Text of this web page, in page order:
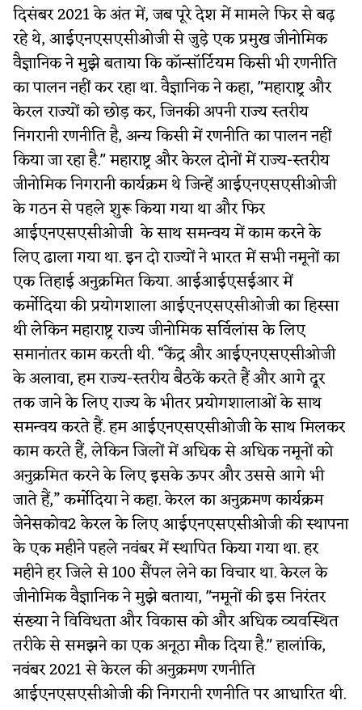
दिसंबर 2021 के अंत में, जब पूरे देश में मामले फिर से बढ़
रहे थे, आईएनएसएसीओजी से जुड़े एक प्रमुख जीनोमिक
वैज्ञानिक ने मुझे बताया कि कॉन्सॉर्टियम किसी भी रणनीति
का पालन नहीं कर रहा था. वैज्ञानिक ने कहा, "महाराष्ट्र और
केरल राज्यों को छोड़ कर, जिनकी अपनी राज्य स्तरीय
निगरानी रणनीति है, अन्य किसी में रणनीति का पालन नहीं
किया जा रहा है." महाराष्ट्र और केरल दोनों में राज्य-स्तरीय
जीनोमिक निगरानी कार्यक्रम थे जिन्हें आईएनएसएसीओजी
के गठन से पहले शुरू किया गया था और फिर
आईएनएसएसीओजी के साथ समन्वय में काम करने के
लिए ढाला गया था. इन दो राज्यों ने भारत में सभी नमूनों का
एक तिहाई अनुक्रमित किया. आईआईएसईआर में
कर्मोदिया की प्रयोगशाला आईएनएसएसीओजी का हिस्सा
थी लेकिन महाराष्ट्र राज्य जीनोमिक सर्विलांस के लिए
समानांतर काम करती थी. “केंद्र और आईएनएसएसीओजी
के अलावा, हम राज्य-स्तरीय बैठकें करते हैं और आगे दूर
तक जाने के लिए राज्य के भीतर प्रयोगशालाओं के साथ
समन्वय करते हैं. हम आईएनएसएसीओजी के साथ मिलकर
काम करते हैं, लेकिन जिलों में अधिक से अधिक नमूनों को
अनुक्रमित करने के लिए इसके ऊपर और उससे आगे भी
जाते हैं,” कर्मोदिया ने कहा. केरल का अनुक्रमण कार्यक्रम
जेनेसकोव2 केरल के लिए आईएनएसएसीओजी की स्थापना
के एक महीने पहले नवंबर में स्थापित किया गया था. हर
महीने हर जिले से 100 सैंपल लेने का विचार था. केरल के
जीनोमिक वैज्ञानिक ने मुझे बताया, "नमूनों की इस निरंतर
संख्या ने विविधता और विकास को और अधिक व्यवस्थित
तरीके से समझने का एक अनूठा मौक दिया है." हालांकि,
नवंबर 2021 से केरल की अनुक्रमण रणनीति
आईएनएसएसीओजी की निगरानी रणनीति पर आधारित थी.